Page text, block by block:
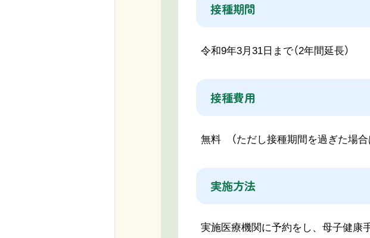
接種期間
令和9年3月31日まで（2年間延長）
接種費用
無料 （ただし接種期間を過ぎた場合
実施方法
実施医療機関に予約をし、母子健康